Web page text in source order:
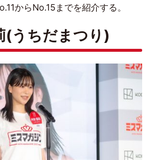
からNo.15までを紹介する。
(うちだまつり)